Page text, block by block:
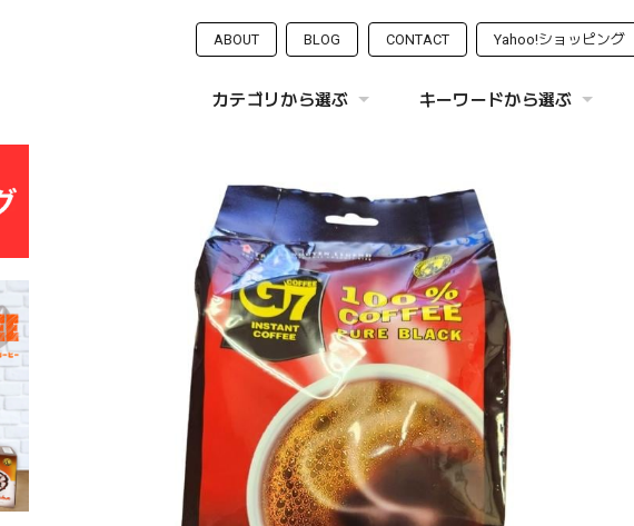
ABOUT BLOG CONTACT Yahoo!ショッピング
カテゴリから選ぶ キーワードから選ぶ